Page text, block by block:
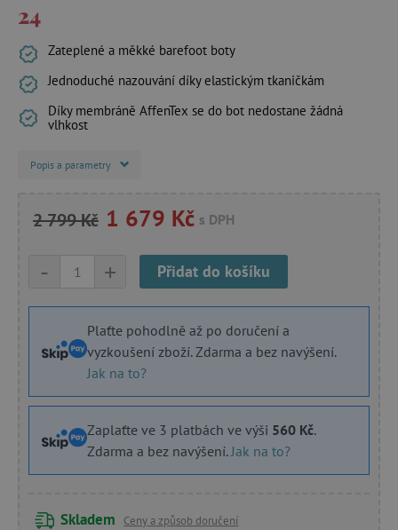
24
Zateplené a měkké barefoot boty
Jednoduché nazouvání díky elastickým tkaničkám
Díky membráně AffenTex se do bot nedostane žádná
vlhkost
Popis a parametry
2 799 Kč 1 679 Kč s DPH
+
- Přidat do košíku
Plaťte pohodlně až po doručení a
vyzkoušení zboží. Zdarma a bez navýšení.
Jak na to?
Zaplaťte ve 3 platbách ve výši 560 Kč.
Zdarma a bez navýšení. Jak na to?
Skladem Ceny a způsob doručení